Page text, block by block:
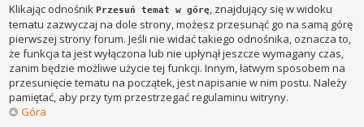
Klikając odnośnikPrzesuń temat w górę, znajdujący się w widoku
tematu zazwyczaj na dole strony, możesz przesunąć go na samą górę
pierwszej strony forum. Jeśli nie widać takiego odnośnika, oznacza to,
że funkcja ta jest wyłączona lub nie upłynął jeszcze wymagany czas,
zanim będzie możliwe użycie tej funkcji. Innym, łatwym sposobem na
przesunięcie tematu na początek, jest napisanie w nim postu. Należy
pamiętać, aby przy tym przestrzegać regulaminu witryny.
Góra